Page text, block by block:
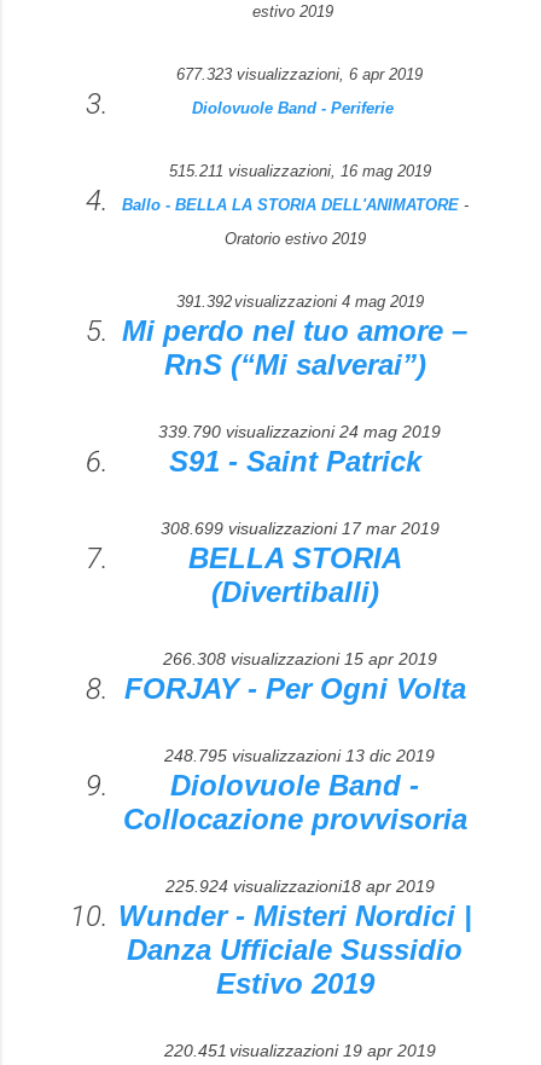
estivo 2019
677.323 visualizzazioni, 6 apr 2019
Diolovuole Band - Periferie
515.211 visualizzazioni, 16 mag 2019
Ballo - BELLA LA STORIA DELL'ANIMATORE-
Oratorio estivo 2019
391.392visualizzazioni 4 mag 2019
Mi perdo nel tuo amore –
RnS (“Mi salverai”)
339.790 visualizzazioni 24 mag 2019
S91 - Saint Patrick
308.699 visualizzazioni 17 mar 2019
BELLA STORIA
(Divertiballi)
266.308 visualizzazioni 15 apr 2019
FORJAY - Per Ogni Volta
248.795 visualizzazioni 13 dic 2019
Diolovuole Band -
Collocazione provvisoria
225.924 visualizzazioni18 apr 2019
Wunder - Misteri Nordici |
Danza Ufficiale Sussidio
Estivo 2019
220.451 visualizzazioni 19 apr 2019